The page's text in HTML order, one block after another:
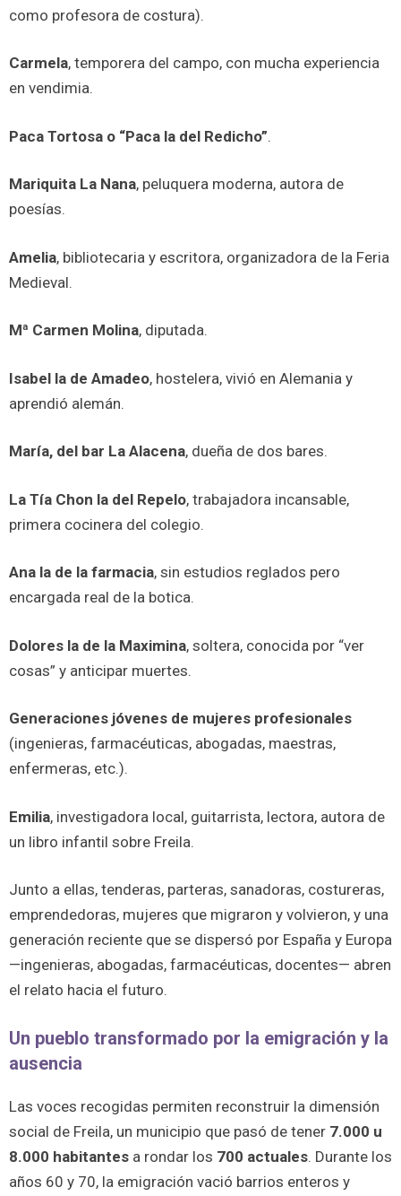
como profesora de costura).
Carmela, temporera del campo, con mucha experiencia
en vendimia.
Paca Tortosa o “Paca la del Redicho”.
Mariquita La Nana, peluquera moderna, autora de
poesías.
Amelia, bibliotecaria y escritora, organizadora de la Feria
Medieval.
Mª Carmen Molina, diputada.
Isabel la de Amadeo, hostelera, vivió en Alemania y
aprendió alemán.
María, del bar La Alacena, dueña de dos bares.
La Tía Chon la del Repelo, trabajadora incansable,
primera cocinera del colegio.
Ana la de la farmacia, sin estudios reglados pero
encargada real de la botica.
Dolores la de la Maximina, soltera, conocida por “ver
cosas” y anticipar muertes.
Generaciones jóvenes de mujeres profesionales
(ingenieras, farmacéuticas, abogadas, maestras,
enfermeras, etc.).
Emilia, investigadora local, guitarrista, lectora, autora de
un libro infantil sobre Freila.
Junto a ellas, tenderas, parteras, sanadoras, costureras,
emprendedoras, mujeres que migraron y volvieron, y una
generación reciente que se dispersó por España y Europa
—ingenieras, abogadas, farmacéuticas, docentes— abren
el relato hacia el futuro.
Un pueblo transformado por la emigración y la
ausencia
Las voces recogidas permiten reconstruir la dimensión
social de Freila, un municipio que pasó de tener 7.000 u
8.000 habitantes a rondar los 700 actuales. Durante los
años 60 y 70, la emigración vació barrios enteros y